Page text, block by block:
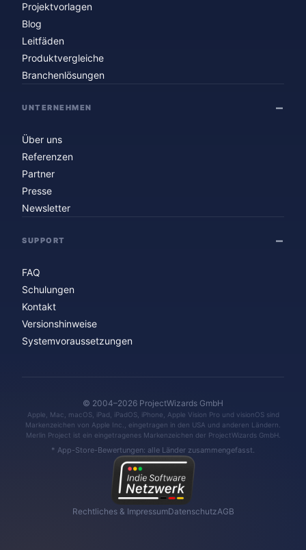
Projektvorlagen
Blog
Leitfäden
Produktvergleiche
Branchenlösungen
UNTERNEHMEN
Über uns
Referenzen
Partner
Presse
Newsletter
SUPPORT
FAQ
Schulungen
Kontakt
Versionshinweise
Systemvoraussetzungen
© 2004–2026 ProjectWizards GmbH
Apple, Mac, macOS, iPad, iPadOS, iPhone, Apple Vision Pro und visionOS sind
Markenzeichen von Apple Inc., eingetragen in den USA und anderen Ländern.
Merlin Project ist ein eingetragenes Markenzeichen der ProjectWizards GmbH.
* App-Store-Bewertungen: alle Länder zusammengefasst.
Rechtliches & ImpressumDatenschutzAGB